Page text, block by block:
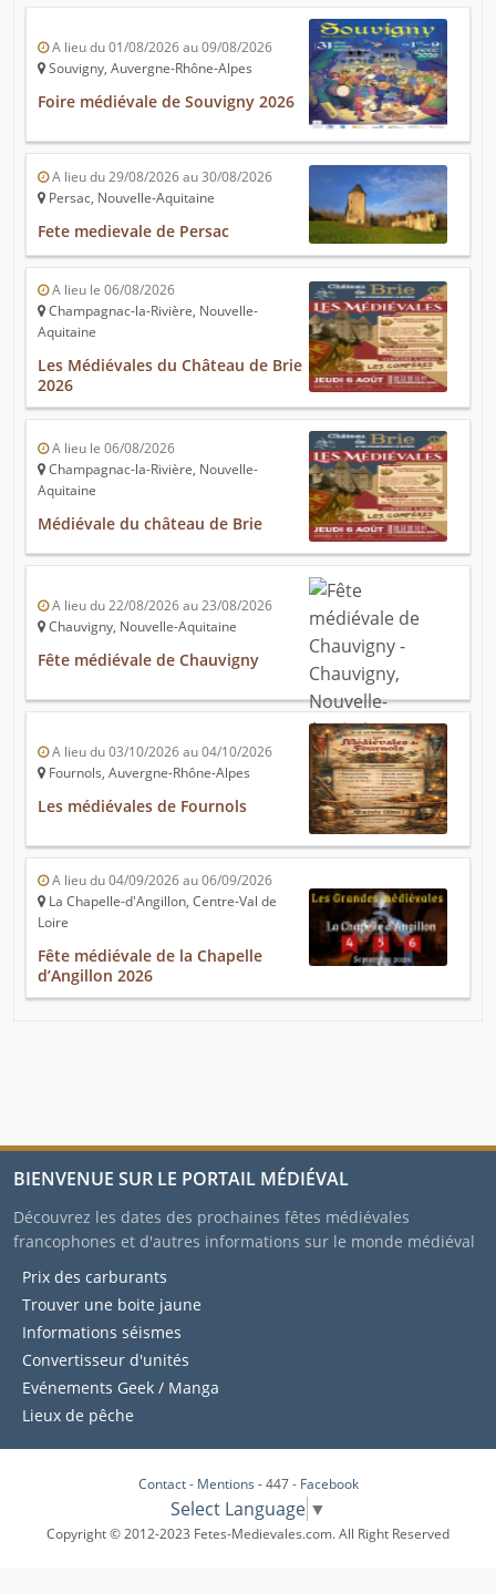
A lieu du 01/08/2026 au 09/08/2026
Souvigny, Auvergne-Rhône-Alpes
Foire médiévale de Souvigny 2026
A lieu du 29/08/2026 au 30/08/2026
Persac, Nouvelle-Aquitaine
Fete medievale de Persac
A lieu le 06/08/2026
Champagnac-la-Rivière, Nouvelle-
Aquitaine
Les Médiévales du Château de Brie
2026
A lieu le 06/08/2026
Champagnac-la-Rivière, Nouvelle-
Aquitaine
Médiévale du château de Brie
A lieu du 22/08/2026 au 23/08/2026
Chauvigny, Nouvelle-Aquitaine
Fête médiévale de Chauvigny
A lieu du 03/10/2026 au 04/10/2026
Fournols, Auvergne-Rhône-Alpes
Les médiévales de Fournols
A lieu du 04/09/2026 au 06/09/2026
La Chapelle-d'Angillon, Centre-Val de
Loire
Fête médiévale de la Chapelle
d’Angillon 2026
BIENVENUE SUR LE PORTAIL MÉDIÉVAL
Découvrez les dates des prochaines fêtes médiévales
francophones et d'autres informations sur le monde médiéval
Prix des carburants
Trouver une boite jaune
Informations séismes
Convertisseur d'unités
Evénements Geek / Manga
Lieux de pêche
Contact- Mentions - 447 - Facebook
Select Language ▼
Copyright © 2012-2023 Fetes-Medievales.com. All Right Reserved